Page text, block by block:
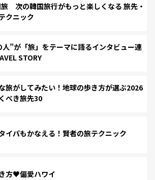
次の韓国旅行がもっと楽しくなる 旅先・
クニック
人”が「旅」をテーマに語るインタビュー連
STORY
旅がしてみたい！地球の歩き方が選ぶ2026
べき旅先30
イパもかなえる！賢者の旅テクニック
方♥偏愛ハワイ